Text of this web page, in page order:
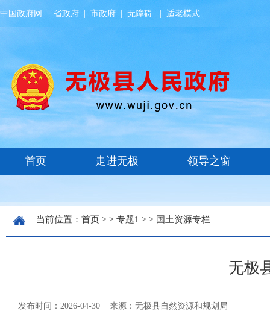
中国政府网 省政府 市政府 无障碍 适老模式
当前位置： 首页 > > 专题1 > > 国土资源专栏
无极
发布时间：2026-04-30 来源：无极县自然资源和规划局